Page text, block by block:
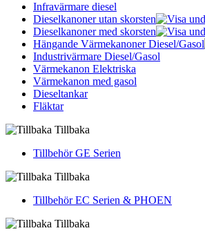
Infravärmare diesel
Dieselkanoner utan skorsten
Dieselkanoner med skorsten
Hängande Värmekanoner Diesel/Gasol
Industrivärmare Diesel/Gasol
Värmekanon Elektriska
Värmekanon med gasol
Dieseltankar
Fläktar
Tillbaka
Tillbehör GE Serien
Tillbaka
Tillbehör EC Serien & PHOEN
Tillbaka